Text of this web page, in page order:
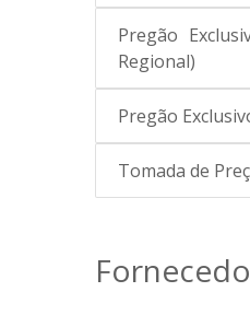
Pregão
Regional)
Pregão
Tomada de